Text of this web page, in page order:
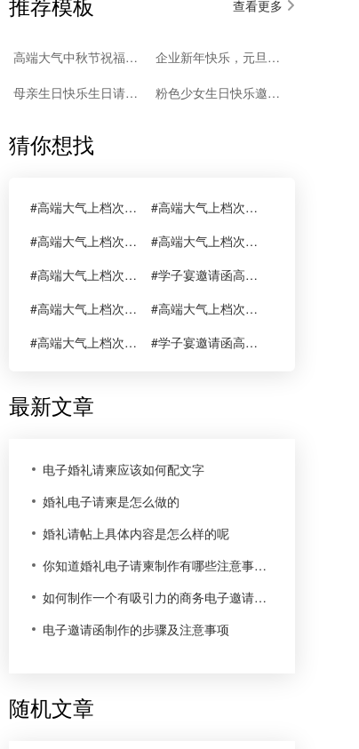
查看更多
高端大气中秋节祝福月饼促销大促
企业新年快乐，元旦快乐祝福函
母亲生日快乐生日请柬电子请柬
粉色少女生日快乐邀请函
猜你想找
#高端大气上档次的生日邀请函
#高端大气上档次的状元酒请帖
#高端大气上档次的邀请函
#高端大气上档次的邀请函内容
#高端大气上档次的邀请函图片
#学子宴邀请函高端大气上档次的
#高端大气上档次的学子宴邀请函
#高端大气上档次的邀请函背景图
#高端大气上档次的公司庆典邀请函
#学子宴邀请函高端大气上档次的网名
最新文章
电子婚礼请柬应该如何配文字
婚礼电子请柬是怎么做的
婚礼请帖上具体内容是怎么样的呢
你知道婚礼电子请柬制作有哪些注意事项吗
如何制作一个有吸引力的商务电子邀请函呢
电子邀请函制作的步骤及注意事项
随机文章